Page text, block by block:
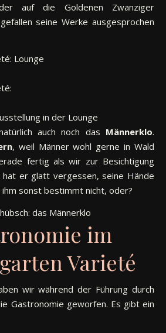
auf die Goldenen Zwanziger
seine Werke ausgesprochen
in der Lounge
auch noch das Männerklo.
, weil Männer wohl gerne in Wald
fertig als wir zur Besichtigung
hat er glatt vergessen, seine Hände
sonst bestimmt nicht, oder?
das Männerklo
im
Varieté
wir während der Führung durch
Gastronomie geworfen. Es gibt ein